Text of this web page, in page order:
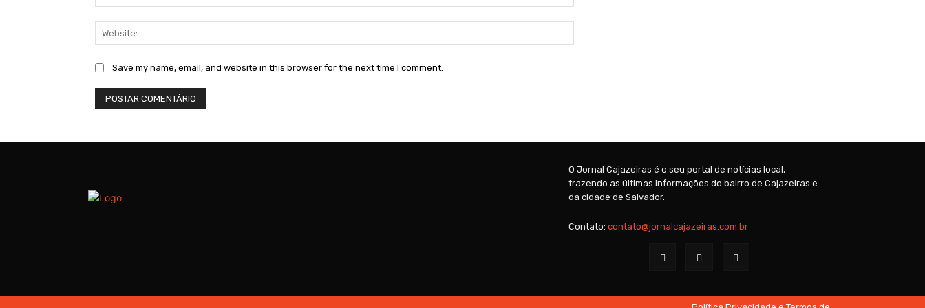
Save my name, email, and website in this browser for the next time I comment.
O Jornal Cajazeiras é o seu portal de notícias local,
trazendo as últimas informações do bairro de Cajazeiras e
da cidade de Salvador.
Contato: contato@jornalcajazeiras.com.br